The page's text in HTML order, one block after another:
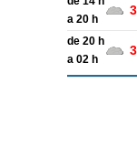
a 20 h
de 20 h
a 02 h